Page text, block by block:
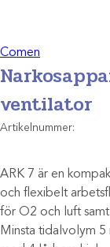
Comen
ventilator
Artikelnummer:
ARK 7 är en
och flexibelt
för O2 och luft
Minsta tidalvolym 5